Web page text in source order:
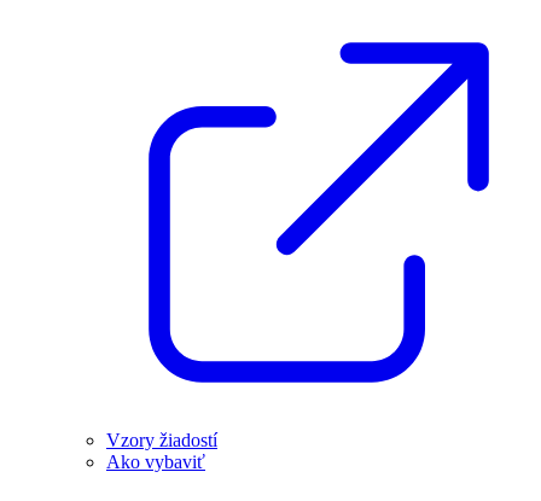
Vzory žiadostí
Ako vybaviť